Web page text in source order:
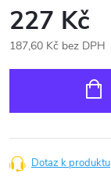
227 Kč
187,60 Kč bez DPH
Dotaz k produktu